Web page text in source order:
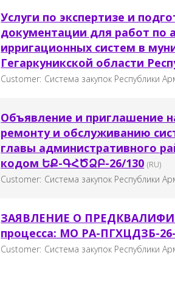
Услуги по экспертизе и
документации для работ по
ирригационных систем в
Гегаркуникской области
Customer: Система закупок Республики
Объявление и приглашение
ремонту и обслуживанию
главы административного
кодом ԵՔ-ԳՀԾՁԲ-26/130 (RU)
Customer: Система закупок Республики
ЗАЯВЛЕНИЕ О
процесса: МО РА-ПГХЦДЗБ-
Customer: Система закупок Республики